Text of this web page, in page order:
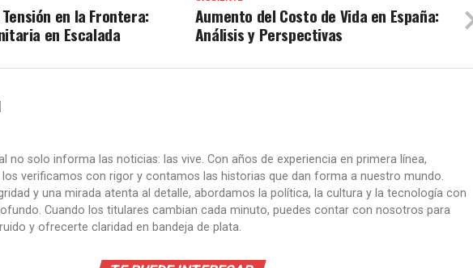
Aumento del Costo de Vida en España:
Análisis y Perspectivas
en la Frontera:
en Escalada
no solo informa las noticias: las vive. Con años de experiencia en primera línea,
verificamos con rigor y contamos las historias que dan forma a nuestro mundo.
y una mirada atenta al detalle, abordamos la política, la cultura y la tecnología con
Cuando los titulares cambian cada minuto, puedes contar con nosotros para
y ofrecerte claridad en bandeja de plata.